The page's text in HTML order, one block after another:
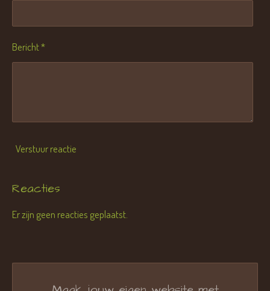
Bericht *
Verstuur reactie
Reacties
Er zijn geen reacties geplaatst.